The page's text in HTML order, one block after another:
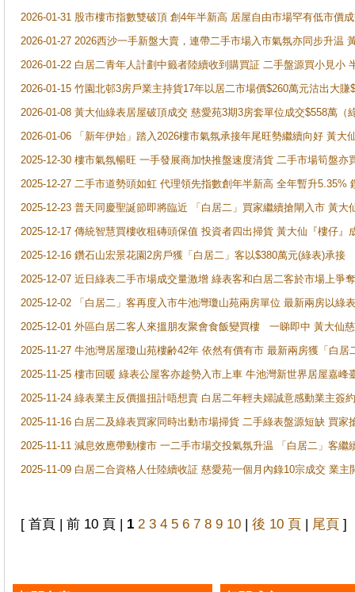
2026-01-31 股市樓市指數雙破頂 創4年半新高 居屋自由市場罕有低市價
2026-01-27 2026西沙一手新盤大賣，連帶二手市場入市氣氛亦同步升温
2026-01-22 白居二青年人計劃中籤者陸續收到購買証 二手盤源買小見小
2026-01-15 竹園北邨3房戶業主持貨17年以居二市場價$260萬元沽出大賺
2026-01-08 黃大仙綠表居屋破頂成交 慈愛苑3期3房套單位成交$558萬（
2026-01-06 「新年伊始」踏入2026樓市氣氛承接年尾旺勢繼續向好 黃
2025-12-30 樓市氣氛暢旺 一手發展商加快推盤速度清貨 二手市場筍盤
2025-12-27 二手市道勢頭如虹 代理領先指數創年半新高 全年暫升5.35%
2025-12-23 普天同慶聖誕節即將臨近 「白居二」買家繼續搶閘入市 黃
2025-12-17 傳統智慧買樓收租磚頭保值 投資者四出掃貨 黃大仙『樓仔
2025-12-16 鑽石山宏景花園2房戶獲「白居二」客以$380萬元(綠表)承接
2025-12-07 近日綠表二手市場成交量激增 綠表客和白居二客於市場上
2025-12-02 「白居二」客再度入市牛池灣瓊山苑兩房單位 最新兩房以綠
2025-12-01 外區白居二客人來搵朋友聚會食飯變買樓 一睇即中 黃大仙
2025-11-27 牛池灣居屋瓊山苑樓齢42年 依然有價有市 最新兩房獲「白居
2025-11-25 樓市回暖 綠表公屋客亦趁勢入市上車 牛池灣新世界居屋嘉峰
2025-11-24 綠表業主反價搵扭計唔想賣 白居二年輕夫婦誠意感動業主簽
2025-11-16 白居二及綠表買家同時出動市場掃貨 二手綠表盤源短缺 買
2025-11-11 減息效應帶動樓市 一二手市場交投氣氛升温 「白居二」客
2025-11-09 白居二合資格人仕陸續收証 慈愛苑一個月內錄10宗成交 業
[ 首頁 | 前 10 頁 | 1 2 3 4 5 6 7 8 9 10 | 後 10 頁 | 尾頁 ]